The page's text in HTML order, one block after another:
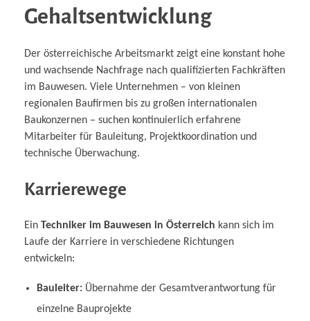
Gehaltsentwicklung
Der österreichische Arbeitsmarkt zeigt eine konstant hohe
und wachsende Nachfrage nach qualifizierten Fachkräften
im Bauwesen. Viele Unternehmen – von kleinen
regionalen Baufirmen bis zu großen internationalen
Baukonzernen – suchen kontinuierlich erfahrene
Mitarbeiter für Bauleitung, Projektkoordination und
technische Überwachung.
Karrierewege
Ein Techniker im Bauwesen in Österreich kann sich im
Laufe der Karriere in verschiedene Richtungen
entwickeln:
Bauleiter:Übernahme der Gesamtverantwortung für
einzelne Bauprojekte